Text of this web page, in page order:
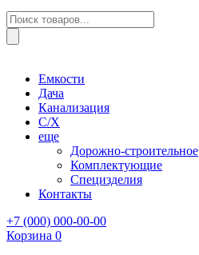
Поиск
товаров
Емкости
Дача
Канализация
С/Х
еще
Дорожно-строительное
Комплектующие
Специзделия
Контакты
+7 (000) 000-00-00
Корзина 0